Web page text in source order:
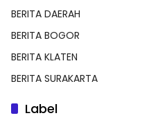
BERITA DAERAH
BERITA BOGOR
BERITA KLATEN
BERITA SURAKARTA
Label